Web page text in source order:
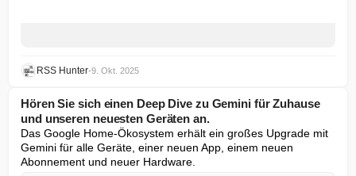
RSS Hunter•9. Okt. 2025
Hören Sie sich einen Deep Dive zu Gemini für Zuhause
und unseren neuesten Geräten an.
Das Google Home-Ökosystem erhält ein großes Upgrade mit
Gemini für alle Geräte, einer neuen App, einem neuen
Abonnement und neuer Hardware.